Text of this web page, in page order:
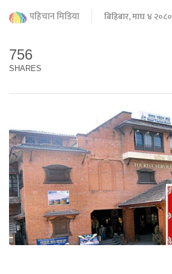
पहिचान मिडिया बिहिबार, माघ ४ २०८०
756
SHARES